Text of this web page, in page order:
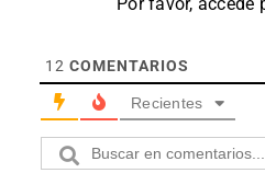
12 COMENTARIOS
Recientes